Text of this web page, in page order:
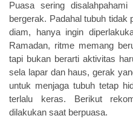
Puasa sering
bergerak. Padahal tubuh tidak
diam, hanya ingin
Ramadan, ritme memang
tapi bukan berarti aktivitas
sela lapar dan haus, gerak
untuk menjaga tubuh tetap
terlalu keras. Berikut
dilakukan saat berpuasa.